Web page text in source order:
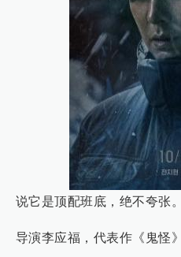
说它是顶配班底，绝不夸张。
导演李应福，代表作《鬼怪